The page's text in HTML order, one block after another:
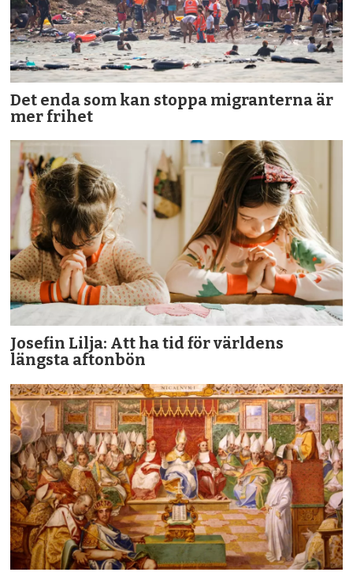
Det enda som kan stoppa migranterna är
mer frihet
Josefin Lilja: Att ha tid för världens
längsta aftonbön